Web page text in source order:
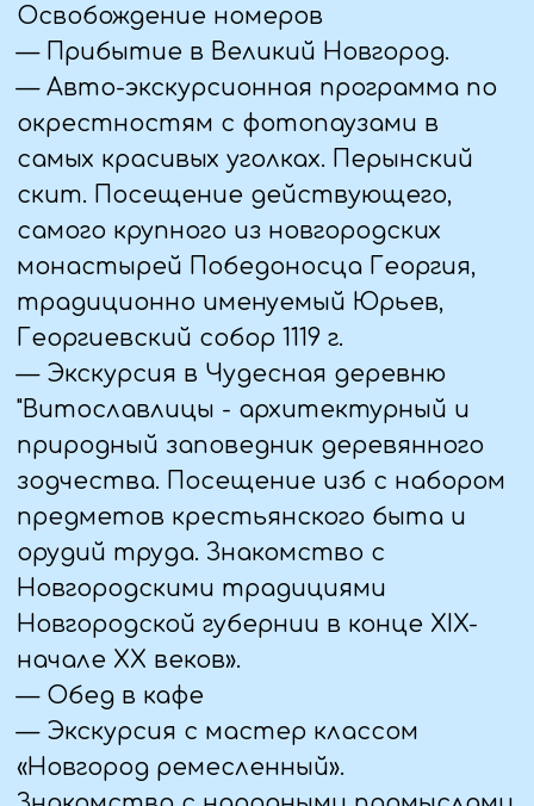
— Завтрак в гостинице.
Освобождение номеров
— Экскурсия по Кремлю и обзорная по
городу. Кремль - это могущественные
крепостные стены; одна из самых
неприступных
крепостей средневековья. В ходе
экскурсии вы узнаете о ее
устройстве и секретах, благодаря
которым неприятелю ни разу не
удалось взять ее в бою. Побываете в
Довмонтовом городе, получившем
свое название по имени правившего в
Пскове в конце 13 века князя
Довмонта. Обзорная экскурсия по
городу с посещением памятника
князю Александру Невскому. У
Покровской башни вы узнаете об
осаде Пскова войсками Стефана
Батория в 1581 году, увидите
уникальные церкви – близнецы
Рождества и Покрова в Покровском
углу. Побываете на монументе
«Ледовое побоище» на горе Соколихе.
— обед в кафе город
— отъезд на экскурсию в Изборск -
Печоры. Экскурсия знакомит с двумя
крепостями, из десяти,
7 ДЕНЬ (25.09.25)